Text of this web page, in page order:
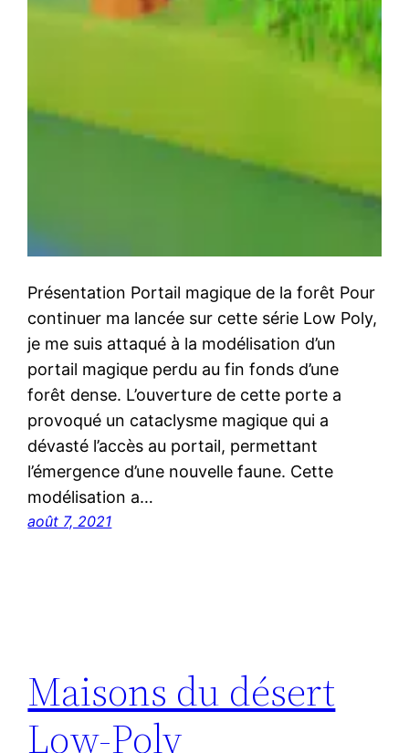
Présentation Portail magique de la forêt Pour
continuer ma lancée sur cette série Low Poly,
je me suis attaqué à la modélisation d’un
portail magique perdu au fin fonds d’une
forêt dense. L’ouverture de cette porte a
provoqué un cataclysme magique qui a
dévasté l’accès au portail, permettant
l’émergence d’une nouvelle faune. Cette
modélisation a…
août 7, 2021
Maisons du désert
Low-Poly